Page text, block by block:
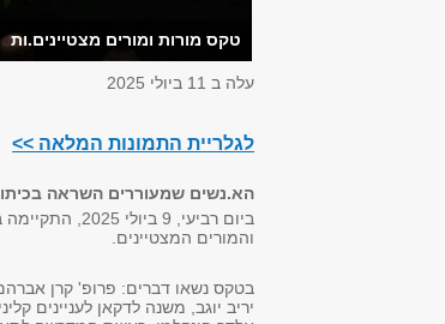
טקס מורות ומורים מצטיינים.ות
עלה ב 11 ביולי 2025
לגלריית התמונות המלאה >>
הא.נשים שמעוררים השראה
ביום רביעי,
והמורים המצטיינים.
בטקס נשאו דברים: פרופ' קרן
יריב יוגב, משנה לדקאן לעניינים